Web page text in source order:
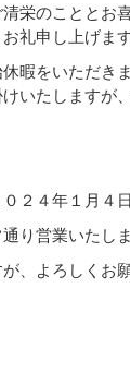
栄のこととお
礼申し上げます
暇をいただきま
いたしますが
２４年１月４
り営業いたしま
、よろしくお